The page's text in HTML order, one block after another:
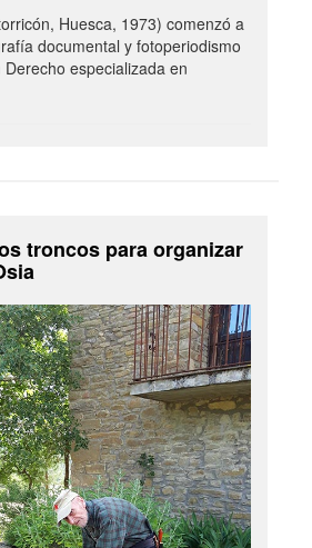
Huesca, 1973) comenzó a
documental y fotoperiodismo
especializada en
troncos para organizar